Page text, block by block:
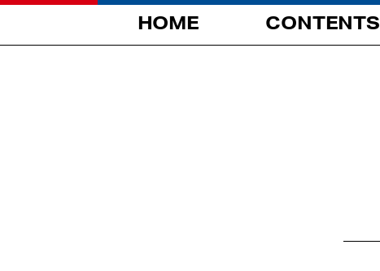
HOME CONTENTS